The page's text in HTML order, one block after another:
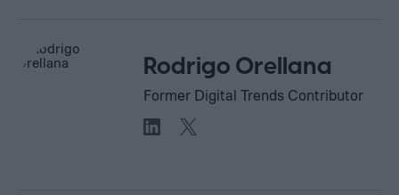
Rodrigo Orellana
Former Digital Trends Contributor